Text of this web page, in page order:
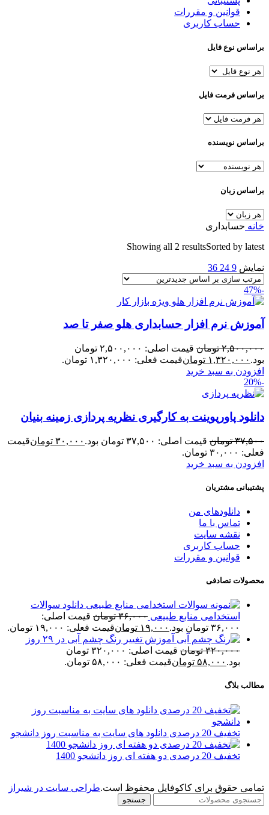
قوانین و مقررات
حساب کاربری
براساس نوع فایل
براساس فرمت فایل
براساس نویسنده
براساس زبان
خانه حسابداری
Showing all 2 resultsSorted by latest
نمایش 9
24
36
-47%
آموزش نرم افزار حسابداری هلو صفر تا صد
۲,۵۰۰,۰۰۰ تومان
قیمت اصلی: ۲,۵۰۰,۰۰۰ تومان
بود. ۱,۳۲۰,۰۰۰ تومانقیمت فعلی: ۱,۳۲۰,۰۰۰ تومان.
افزودن به سبد خرید
-20%
دانلود پاورپوینت به کارگیری نظریه پردازی زمینه بنیان
۳۷,۵۰۰ تومان قیمت اصلی: ۳۷,۵۰۰ تومان بود. ۳۰,۰۰۰ تومانقیمت
فعلی: ۳۰,۰۰۰ تومان.
افزودن به سبد خرید
پشتیبانی مشتریان
دانلودهای من
تماس با ما
نقشه سایت
حساب کاربری
قوانین و مقررات
محصولات تصادفی
دانلود سوالات
استخدامی منابع طبیعی ۳۶,۰۰۰ تومان قیمت اصلی:
۳۶,۰۰۰ تومان بود.
۱۹,۰۰۰ تومانقیمت فعلی: ۱۹,۰۰۰ تومان.
آموزش تغییر رنگ چشم آبی در ۲۹ روز
۳۲۰,۰۰۰ تومان
قیمت اصلی: ۳۲۰,۰۰۰ تومان
بود. ۵۸,۰۰۰ تومانقیمت فعلی: ۵۸,۰۰۰ تومان.
مطالب بلاگ
تخفیف 20 درصدی دانلود های سایت به مناسبت روز دانشجو
تخفیف 20 درصدی دو هفته ای روز دانشجو 1400
تمامی حقوق برای کاکوفایل محفوظ است.طراحی سایت در شیراز
جستجو